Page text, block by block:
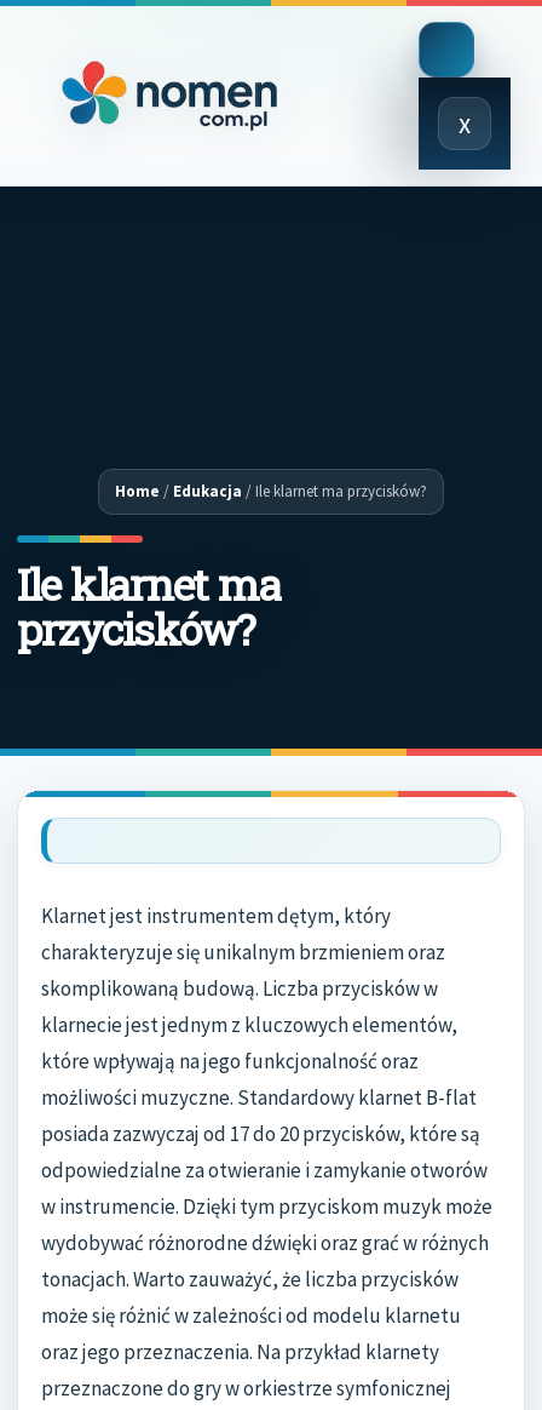
x
Close
Menu
Home / Edukacja /Ile klarnet ma przycisków?
Ile klarnet ma
przycisków?
Klarnet jest instrumentem dętym, który
charakteryzuje się unikalnym brzmieniem oraz
skomplikowaną budową. Liczba przycisków w
klarnecie jest jednym z kluczowych elementów,
które wpływają na jego funkcjonalność oraz
możliwości muzyczne. Standardowy klarnet B-flat
posiada zazwyczaj od 17 do 20 przycisków, które są
odpowiedzialne za otwieranie i zamykanie otworów
w instrumencie. Dzięki tym przyciskom muzyk może
wydobywać różnorodne dźwięki oraz grać w różnych
tonacjach. Warto zauważyć, że liczba przycisków
może się różnić w zależności od modelu klarnetu
oraz jego przeznaczenia. Na przykład klarnety
przeznaczone do gry w orkiestrze symfonicznej